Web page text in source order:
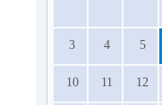
3 4 5
10 11 12